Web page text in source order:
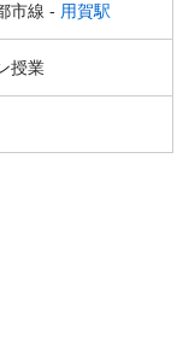
市線 - 用賀駅
授業